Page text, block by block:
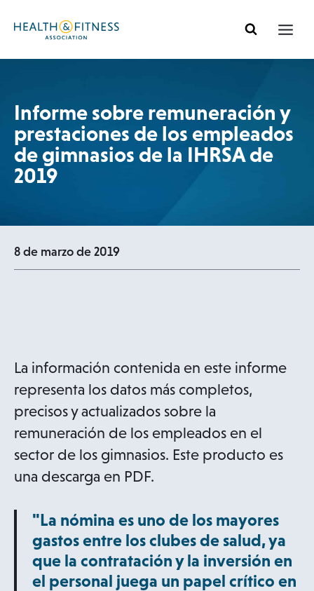
Informe sobre remuneración y
prestaciones de los empleados
de gimnasios de la IHRSA de
2019
8 de marzo de 2019
La información contenida en este informe
representa los datos más completos,
precisos y actualizados sobre la
remuneración de los empleados en el
sector de los gimnasios. Este producto es
una descarga en PDF.
"La nómina es uno de los mayores
gastos entre los clubes de salud, ya
que la contratación y la inversión en
el personal juega un papel crítico en